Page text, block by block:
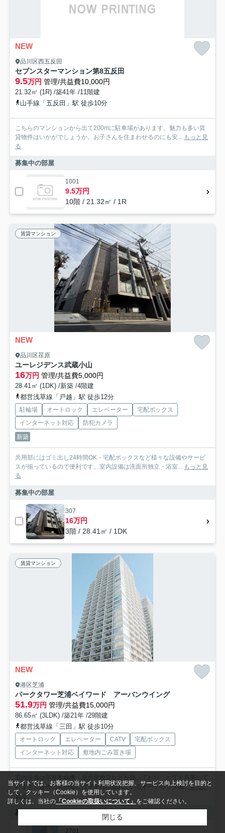
NEW
品川区西五反田
セブンスターマンション第8五反田
9.5万円 管理/共益費10,000円
21.32㎡ (1R) /築41年 /11階建
山手線「五反田」駅 徒歩10分
こちらのマンションから出て200mに駐車場があります。魅力も多い賃
貸物件はいかがでしょうか。お子さんを住まわせるのにも安...
もっと見
る
募集中の部屋
1001
9.5万円
10階 / 21.32㎡ / 1R
賃貸マンション
NEW
品川区荏原
ユーレジデンス武蔵小山
16万円 管理/共益費5,000円
28.41㎡ (1DK) /新築 /4階建
都営浅草線「戸越」駅 徒歩12分
駐輪場 オートロック エレベーター
宅配ボックス
インターネット対応
防犯カメラ
新築
共用部にはゴミ出し24時間OK・宅配ボックスなど様々な設備やサービ
スが揃っているので便利です。室内設備は洗面所独立・浴室...
もっと見
る
募集中の部屋
307
16万円
3階 / 28.41㎡ / 1DK
賃貸マンション
NEW
港区芝浦
パークタワー芝浦ベイワード アーバンウイング
51.9万円 管理/共益費15,000円
86.65㎡ (3LDK) /築21年 /29階建
都営浅草線「三田」駅 徒歩10分
オートロック エレベーター CATV
宅配ボックス
インターネット対応
敷地内ごみ置き場
室内設備は浴室乾燥機・洗面所独立などが揃っており、とても充実して
います。建物の共用部には安全性に優れているオートロック機...もっと
見る
募集中の部屋
2701
当サイトでは、お客様の当サイト利用状況把握、サービス向上検討を目的と
して、クッキー（Cookie）を使用しています。
詳しくは、当社の 「Cookieの取扱いについて」 をご確認ください。
閉じる